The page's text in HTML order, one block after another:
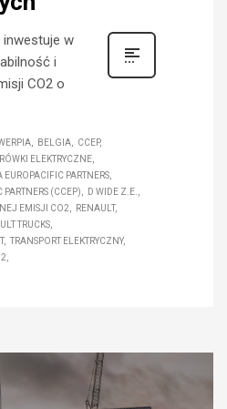
inwestuje w
i
CO2 o
BELGIA
CCEP
ELEKTRYCZNE
PARTNERS
(CCEP)
D WIDE Z.E.
EMISJI CO2
RENAULT
TRUCKS
TRANSPORT ELEKTRYCZNY